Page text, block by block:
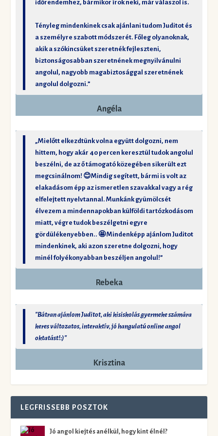
időrendemhez, bármikor írok neki, már válaszol is.
Tényleg mindenkinek csak ajánlani tudom Juditot és
a személyre szabott módszerét. Főleg olyanoknak,
akik a szókincsüket szeretnék fejleszteni,
biztonságosabban szeretnének megnyilvánulni
angolul, nagyobb magabiztosággal szeretnének
angolul dolgozni.”
Angéla
„Mielőtt elkezdtünk volna együtt dolgozni, nem
hittem, hogy akár 40 percen keresztül tudok angolul
beszélni, de az ő támogató közegében sikerült ezt
megcsinálnom! 😊Mindig segített, bármi is volt az
elakadásom épp az ismeretlen szavakkal vagy a rég
elfelejtett nyelvtannal. Munkánk gyümölcsét
élvezem a mindennapokban külföldi tartózkodásom
miatt, végre tudok beszélgetni egyre
gördülékenyebben.. 🤩 Mindenképp ajánlom Juditot
mindenkinek, aki azon szeretne dolgozni, hogy
minél folyékonyabban beszéljen angolul!”
Rebeka
"Bátran ajánlom Juditot, aki kisiskolás gyermeke számára
keres változatos, interaktív, jó hangulatú online angol
oktatást!:)"
Krisztina
LEGFRISSEBB POSZTOK
Jó angol kiejtés anélkül, hogy kint élnél?